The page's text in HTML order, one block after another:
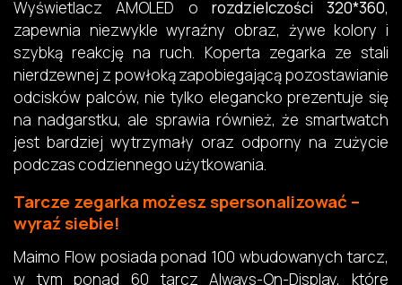
Wyświetlacz AMOLED o rozdzielczości 320*360,
zapewnia niezwykle wyraźny obraz, żywe kolory i
szybką reakcję na ruch. Koperta zegarka ze stali
nierdzewnej z powłoką zapobiegającą pozostawianie
odcisków palców, nie tylko elegancko prezentuje się
na nadgarstku, ale sprawia również, że smartwatch
jest bardziej wytrzymały oraz odporny na zużycie
podczas codziennego użytkowania.
Tarcze zegarka możesz spersonalizować –
wyraź siebie!
Maimo Flow posiada ponad 100 wbudowanych tarcz,
w tym ponad 60 tarcz Always-On-Display, które